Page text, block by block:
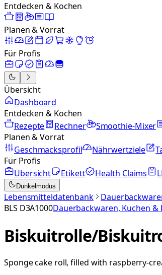
Entdecken & Kochen
Planen & Vorrat
Für Profis
Übersicht
Dashboard
Entdecken & Kochen
Rezepte
Rechner Smoothie-Mixer
Planen & Vorrat
Geschmacksprofil
Nährwertziele
Für Profis
Übersicht
Etikett Health Claims
Dunkelmodus
Lebensmitteldatenbank
BLS D3A1000Dauerbackwaren, Kuchen &
Biskuitrolle/
Sponge cake roll, filled with raspberry-